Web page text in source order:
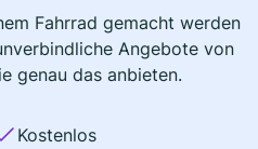
Fahrrad gemacht werden
Angebote von
genau das anbieten.
Kostenlos